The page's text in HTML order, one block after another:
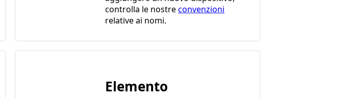
controlla le nostreconvenzioni
relative ai nomi.
Elemento